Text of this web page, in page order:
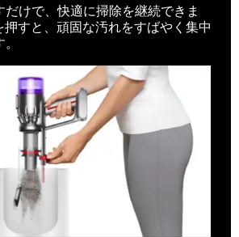
だけで、快適に掃除を継続できま
押すと、頑固な汚れをすばやく集中